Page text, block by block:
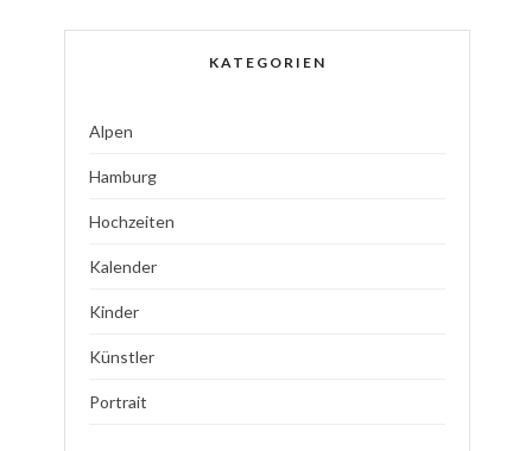
KATEGORIEN
Alpen
Hamburg
Hochzeiten
Kalender
Kinder
Künstler
Portrait